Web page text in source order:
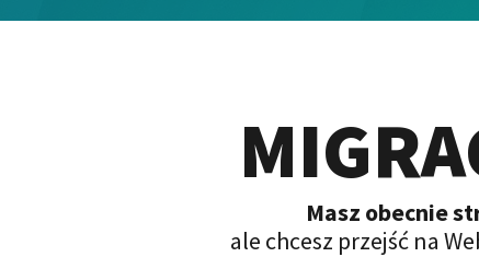
Masz obecnie
ale chcesz przejść na